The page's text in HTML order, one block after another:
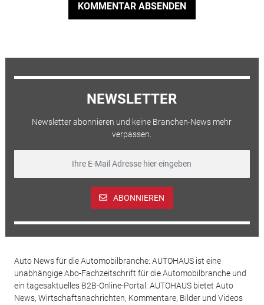
KOMMENTAR ABSENDEN
NEWSLETTER
Newsletter abonnieren und keine Branchen-News mehr
verpassen.
ABONNIEREN
Auto News für die Automobilbranche: AUTOHAUS ist eine
unabhängige Abo-Fachzeitschrift für die Automobilbranche und
ein tagesaktuelles B2B-Online-Portal. AUTOHAUS bietet Auto
News, Wirtschaftsnachrichten, Kommentare, Bilder und Videos